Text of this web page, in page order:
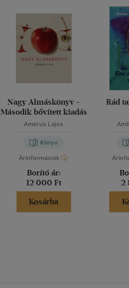
Nagy Almáskönyv -
Második bővített kiadás
Ambrus Lajos
Könyv
Árinformációk
Borító ár:
12 000 Ft
Kosárba
Rád
2